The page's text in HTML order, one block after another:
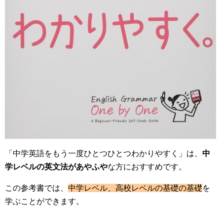
「中学英語をもう一度ひとつひとつわかりやすく」は、 中
学レベルの英文法があやふやな方におすすめです。
この参考書では、 中学レベル、高校レベルの基礎の基礎を
学ぶことができます。